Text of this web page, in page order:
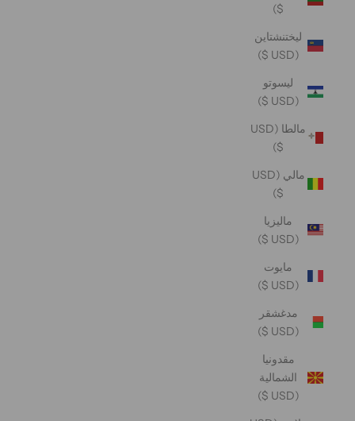
$)
ليختنشتاين
(USD $)
ليسوتو
(USD $)
مالطا (USD
$)
مالي (USD
$)
ماليزيا
(USD $)
مايوت
(USD $)
مدغشقر
(USD $)
مقدونيا
الشمالية
(USD $)